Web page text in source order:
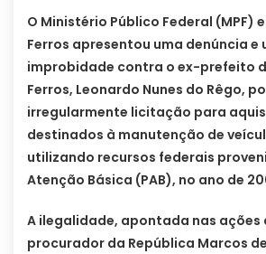
O Ministério Público Federal (MPF)
Ferros apresentou uma denúncia e
improbidade contra o ex-prefeito
Ferros, Leonardo Nunes do Rêgo,
irregularmente licitação para
destinados à manutenção de
utilizando recursos federais
Atenção Básica (PAB), no ano de
A ilegalidade, apontada nas ações
procurador da República Marcos